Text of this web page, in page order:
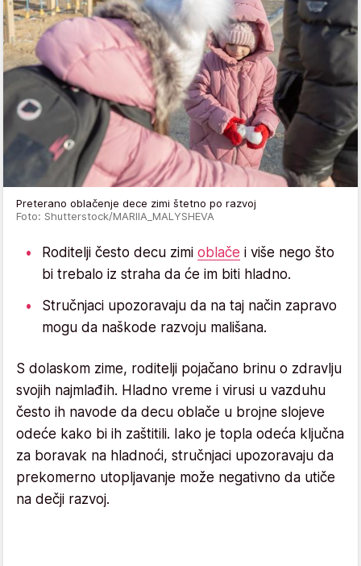
Preterano oblačenje dece zimi štetno po razvoj
Foto: Shutterstock/MARIIA_MALYSHEVA
Roditelji često decu zimi oblače i više nego što
bi trebalo iz straha da će im biti hladno.
Stručnjaci upozoravaju da na taj način zapravo
mogu da naškode razvoju mališana.
S dolaskom zime, roditelji pojačano brinu o zdravlju
svojih najmlađih. Hladno vreme i virusi u vazduhu
često ih navode da decu oblače u brojne slojeve
odeće kako bi ih zaštitili. Iako je topla odeća ključna
za boravak na hladnoći, stručnjaci upozoravaju da
prekomerno utopljavanje može negativno da utiče
na dečji razvoj.